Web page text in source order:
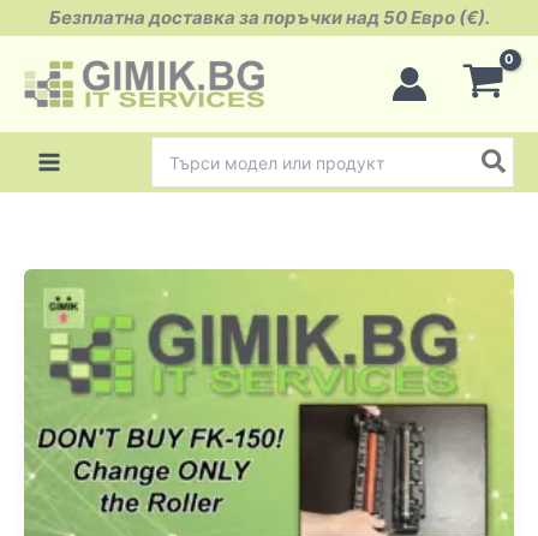
content
Безплатна доставка за поръчки над 50 Евро (€).
for: